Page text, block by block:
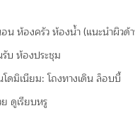
น ห้องครัว ห้องน้ำ (แนะนำผิวด้
บ ห้องประชุม
ดมิเนียม: โถงทางเดิน ล็อบบี้
ดูเรียบหรู